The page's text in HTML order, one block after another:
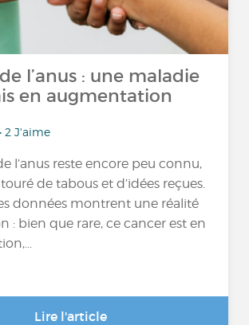
l’anus : une maladie
en augmentation
2 J'aime
l’anus reste encore peu connu,
de tabous et d’idées reçues.
données montrent une réalité
: bien que rare, ce cancer est en
Lire l'article